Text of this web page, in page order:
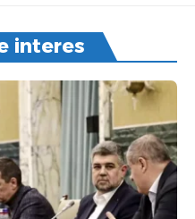
interes